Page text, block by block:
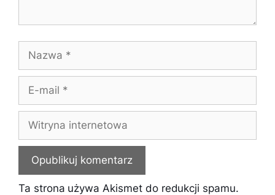
mail
internetowa
Ta strona używa Akismet do redukcji spamu.